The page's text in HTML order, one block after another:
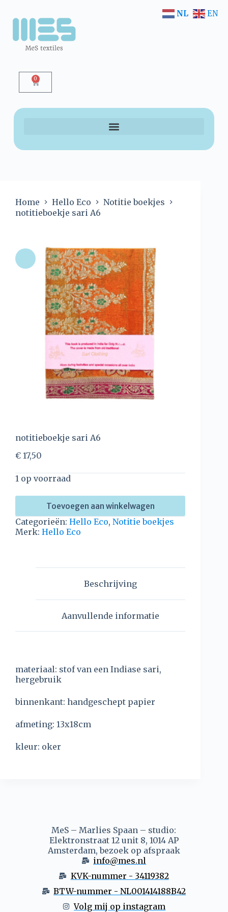
0
Home Hello Eco
Notitie boekjes
notitieboekje sari A6
notitieboekje sari A6
€ 17,50
1 op voorraad
Toevoegen aan winkelwagen
Categorieën: Hello Eco, Notitie boekjes
Merk: Hello Eco
Beschrijving
Aanvullende informatie
materiaal: stof van een Indiase sari,
hergebruik
binnenkant: handgeschept papier
afmeting: 13x18cm
kleur: oker
MeS – Marlies Spaan – studio:
Elektronstraat 12 unit 8, 1014 AP
Amsterdam, bezoek op afspraak
info@mes.nl
KVK-nummer - 34119382
BTW-nummer - NL001414188B42
Volg mij op instagram
NL EN